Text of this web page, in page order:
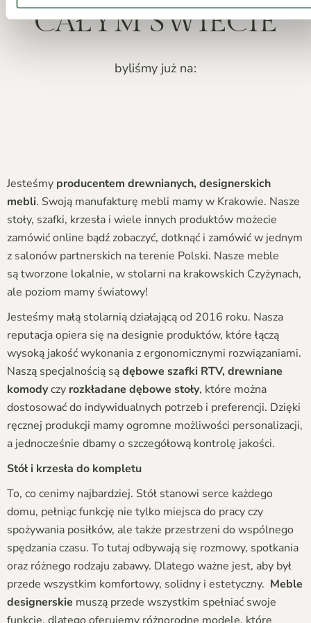
CAŁYM ŚWIECIE
byliśmy już na:
Jesteśmy producentem drewnianych, designerskich
mebli. Swoją manufakturę mebli mamy w Krakowie. Nasze
stoły, szafki, krzesła i wiele innych produktów możecie
zamówić online bądź zobaczyć, dotknąć i zamówić w jednym
z salonów partnerskich na terenie Polski. Nasze meble
są tworzone lokalnie, w stolarni na krakowskich Czyżynach,
ale poziom mamy światowy!
Jesteśmy małą stolarnią działającą od 2016 roku. Nasza
reputacja opiera się na designie produktów, które łączą
wysoką jakość wykonania z ergonomicznymi rozwiązaniami.
Naszą specjalnością sądębowe szafki RTV, drewniane
komodyczy rozkładane dębowe stoły, które można
dostosować do indywidualnych potrzeb i preferencji. Dzięki
ręcznej produkcji mamy ogromne możliwości personalizacji,
a jednocześnie dbamy o szczegółową kontrolę jakości.
Stół i krzesła do kompletu
To, co cenimy najbardziej. Stół stanowi serce każdego
domu, pełniąc funkcję nie tylko miejsca do pracy czy
spożywania posiłków, ale także przestrzeni do wspólnego
spędzania czasu. To tutaj odbywają się rozmowy, spotkania
oraz różnego rodzaju zabawy. Dlatego ważne jest, aby był
przede wszystkim komfortowy, solidny i estetyczny. Meble
designerskie muszą przede wszystkim spełniać swoje